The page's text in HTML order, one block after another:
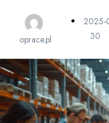
oprace.pl
2025-
30